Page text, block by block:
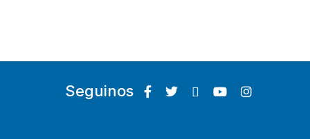
Seguinos